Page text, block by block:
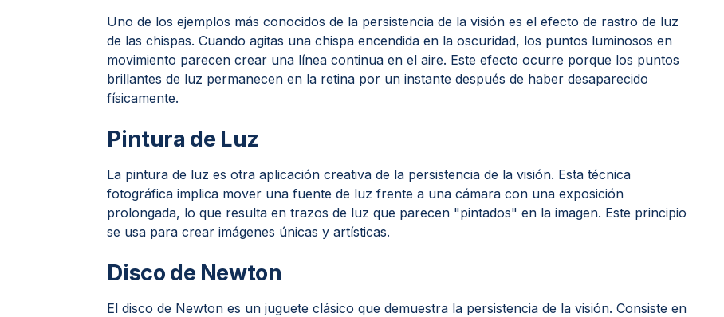
Uno de los ejemplos más conocidos de la persistencia de la visión es el efecto de rastro de luz
de las chispas. Cuando agitas una chispa encendida en la oscuridad, los puntos luminosos en
movimiento parecen crear una línea continua en el aire. Este efecto ocurre porque los puntos
brillantes de luz permanecen en la retina por un instante después de haber desaparecido
físicamente.
Pintura de Luz
La pintura de luz es otra aplicación creativa de la persistencia de la visión. Esta técnica
fotográfica implica mover una fuente de luz frente a una cámara con una exposición
prolongada, lo que resulta en trazos de luz que parecen "pintados" en la imagen. Este principio
se usa para crear imágenes únicas y artísticas.
Disco de Newton
El disco de Newton es un juguete clásico que demuestra la persistencia de la visión. Consiste en